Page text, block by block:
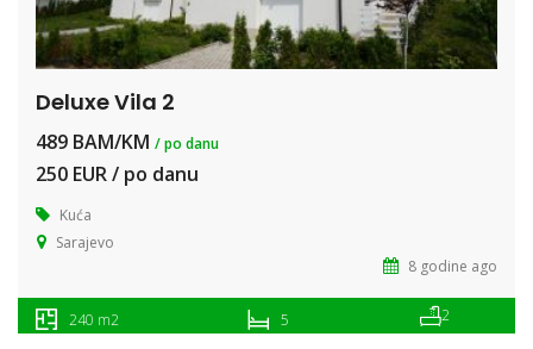
Deluxe Vila 2
489 BAM/KM / po danu
250 EUR / po danu
Kuća
Sarajevo
8 godine ago
240 m2 5 2